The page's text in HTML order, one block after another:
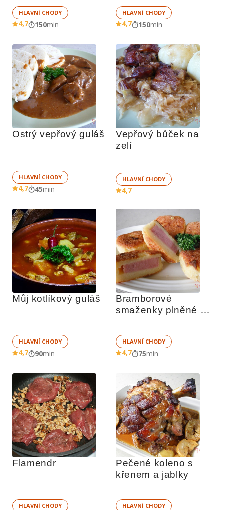
HLAVNÍ CHODY
4,7 150min
HLAVNÍ CHODY
4,7 150min
Ostrý vepřový guláš
HLAVNÍ CHODY
4,7 45min
Vepřový bůček na
zelí
HLAVNÍ CHODY
4,7
Můj kotlíkový guláš
HLAVNÍ CHODY
4,7 90min
Bramborové
smaženky plněné
HLAVNÍ CHODY
4,7 75min
Flamendr
HLAVNÍ CHODY
Pečené koleno s
křenem a jablky
HLAVNÍ CHODY